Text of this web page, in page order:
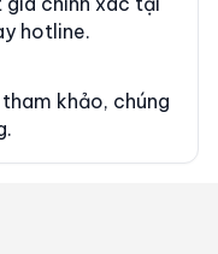
hotline.
khảo, chúng